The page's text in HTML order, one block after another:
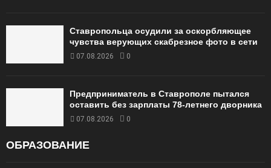
Ставропольца осудили за оскорбляющее
чувства верующих скабрезное фото в сети
07.08.2026 0
Предприниматель в Ставрополе пытался
оставить без зарплаты 78-летнего дворника
07.08.2026 0
ОБРАЗОВАНИЕ